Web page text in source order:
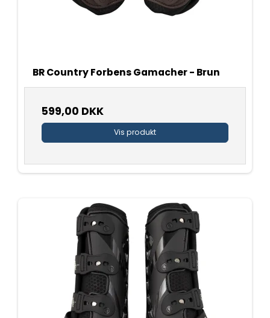
BR Country Forbens Gamacher - Brun
599,00 DKK
Vis produkt